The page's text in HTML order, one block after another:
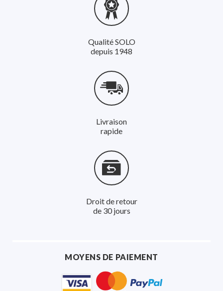
Qualité SOLO
depuis 1948
Livraison
rapide
Droit de retour
de 30 jours
MOYENS DE PAIEMENT